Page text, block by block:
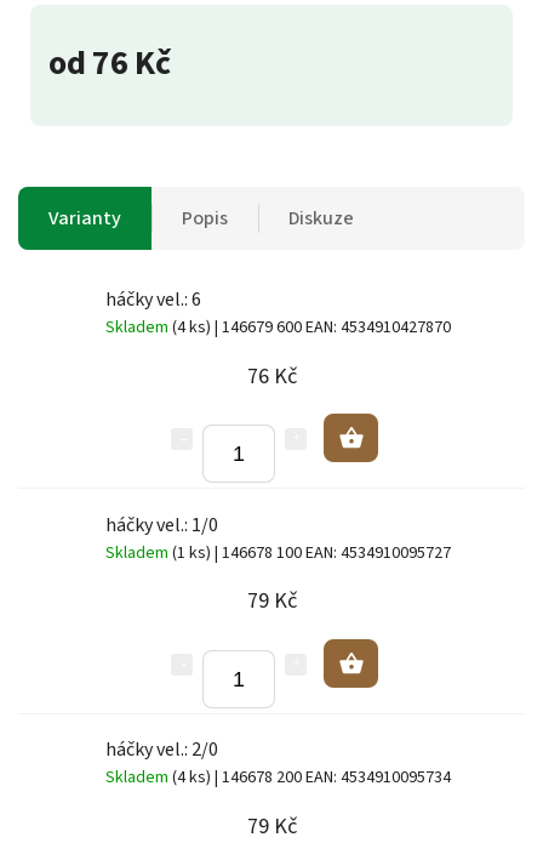
od76 Kč
Varianty Popis Diskuze
háčky vel.: 6
Skladem (4 ks) | 146679 600EAN: 4534910427870
76 Kč
háčky vel.: 1/0
Skladem (1 ks) | 146678 100EAN: 4534910095727
79 Kč
háčky vel.: 2/0
Skladem (4 ks) | 146678 200EAN: 4534910095734
79 Kč